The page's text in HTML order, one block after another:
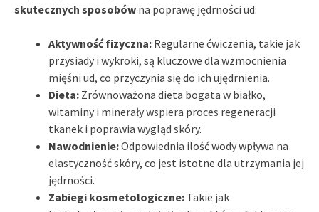
skutecznych sposobów na poprawę jędrności ud:
Aktywność fizyczna: Regularne ćwiczenia, takie jak
przysiady i wykroki, są kluczowe dla wzmocnienia
mięśni ud, co przyczynia się do ich ujędrnienia.
Dieta: Zrównoważona dieta bogata w białko,
witaminy i minerały wspiera proces regeneracji
tkanek i poprawia wygląd skóry.
Nawodnienie:Odpowiednia ilość wody wpływa na
elastyczność skóry, co jest istotne dla utrzymania jej
jędrności.
Zabiegi kosmetologiczne: Takie jak